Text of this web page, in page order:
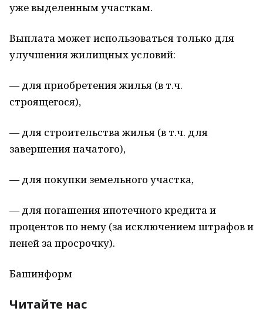
уже выделенным участкам.
Выплата может использоваться только для
улучшения жилищных условий:
— для приобретения жилья (в т.ч.
строящегося),
— для строительства жилья (в т.ч. для
завершения начатого),
— для покупки земельного участка,
— для погашения ипотечного кредита и
процентов по нему (за исключением штрафов и
пеней за просрочку).
Башинформ
Читайте нас